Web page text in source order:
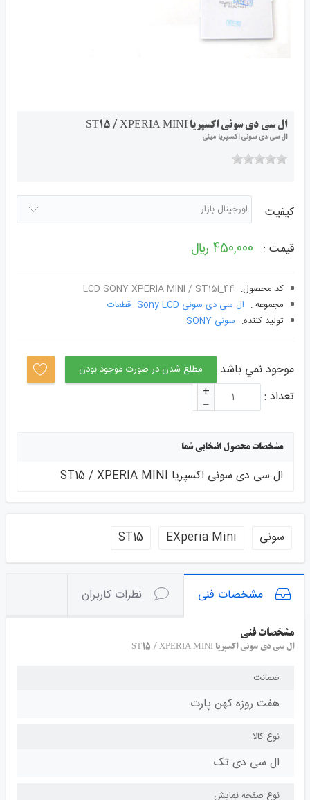
ال سی دی سونی اکسپریا ST15 / XPERIA MINI
ال سی دی سونی اکسپریا مینی
کیفیت
قیمت : 450,000 ﷼
کد محصول: LCD SONY XPERIA MINI / ST15i_44
مجموعه : ال سی دی سونی Sony LCD
قطعات
توليد کننده: سونی SONY
موجود نمي باشد مطلع شدن در صورت موجود بودن
تعداد : +
–
مشخصات محصول انتخابی شما
ال سی دی سونی اکسپریا ST15 / XPERIA MINI
سونی EXperia Mini
ST15
مشخصات فنی نظرات کاربران
مشخصات فنی
ال سی دی سونی اکسپریا ST15 / XPERIA MINI
ضمانت
هفت روزه کهن پارت
نوع کالا
ال سی دی تک
نوع صفحه نمایش